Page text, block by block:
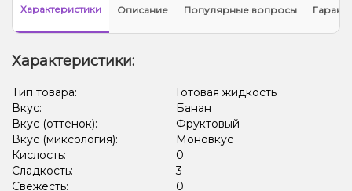
Характеристики Описание Популярные вопросы
Характеристики:
Тип товара:
Готовая жидкость
Вкус:
Банан
Вкус (оттенок):
Фруктовый
Вкус (миксология):
Моновкус
Кислость:
0
Сладкость:
3
Свежесть:
0